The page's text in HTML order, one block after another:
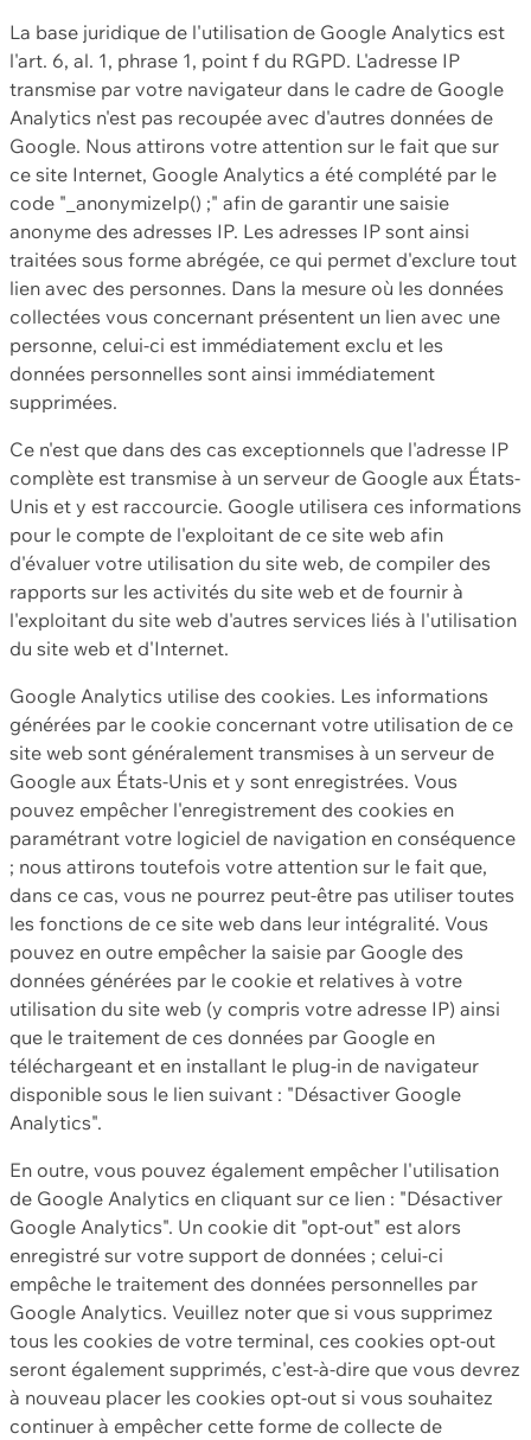
La base juridique de l'utilisation de Google Analytics est
l'art. 6, al. 1, phrase 1, point f du RGPD. L'adresse IP
transmise par votre navigateur dans le cadre de Google
Analytics n'est pas recoupée avec d'autres données de
Google. Nous attirons votre attention sur le fait que sur
ce site Internet, Google Analytics a été complété par le
code "_anonymizeIp() ;" afin de garantir une saisie
anonyme des adresses IP. Les adresses IP sont ainsi
traitées sous forme abrégée, ce qui permet d'exclure tout
lien avec des personnes. Dans la mesure où les données
collectées vous concernant présentent un lien avec une
personne, celui-ci est immédiatement exclu et les
données personnelles sont ainsi immédiatement
supprimées.
Ce n'est que dans des cas exceptionnels que l'adresse IP
complète est transmise à un serveur de Google aux États-
Unis et y est raccourcie. Google utilisera ces informations
pour le compte de l'exploitant de ce site web afin
d'évaluer votre utilisation du site web, de compiler des
rapports sur les activités du site web et de fournir à
l'exploitant du site web d'autres services liés à l'utilisation
du site web et d'Internet.
Google Analytics utilise des cookies. Les informations
générées par le cookie concernant votre utilisation de ce
site web sont généralement transmises à un serveur de
Google aux États-Unis et y sont enregistrées. Vous
pouvez empêcher l'enregistrement des cookies en
paramétrant votre logiciel de navigation en conséquence
; nous attirons toutefois votre attention sur le fait que,
dans ce cas, vous ne pourrez peut-être pas utiliser toutes
les fonctions de ce site web dans leur intégralité. Vous
pouvez en outre empêcher la saisie par Google des
données générées par le cookie et relatives à votre
utilisation du site web (y compris votre adresse IP) ainsi
que le traitement de ces données par Google en
téléchargeant et en installant le plug-in de navigateur
disponible sous le lien suivant : "Désactiver Google
Analytics".
En outre, vous pouvez également empêcher l'utilisation
de Google Analytics en cliquant sur ce lien : "Désactiver
Google Analytics". Un cookie dit "opt-out" est alors
enregistré sur votre support de données ; celui-ci
empêche le traitement des données personnelles par
Google Analytics. Veuillez noter que si vous supprimez
tous les cookies de votre terminal, ces cookies opt-out
seront également supprimés, c'est-à-dire que vous devrez
à nouveau placer les cookies opt-out si vous souhaitez
continuer à empêcher cette forme de collecte de